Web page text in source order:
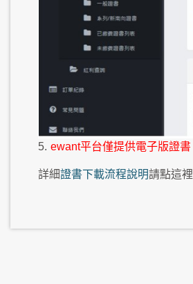
5. ewant平台僅提供電子版證書
詳細證書下載流程說明請點這裡